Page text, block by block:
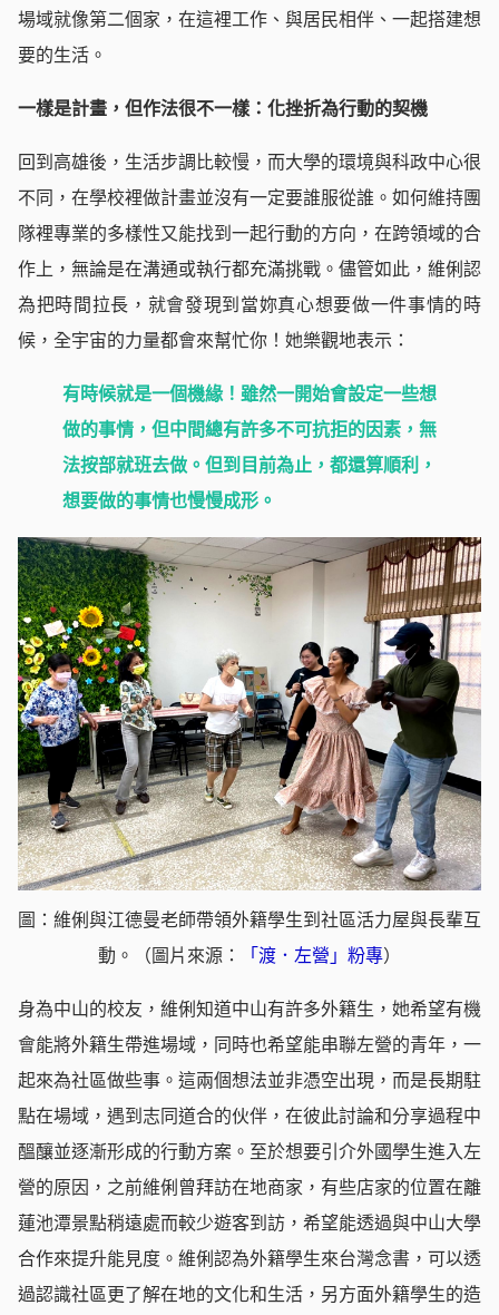
場域就像第二個家，在這裡工作、與居民相伴、一起搭建想
要的生活。
一樣是計畫，但作法很不一樣：化挫折為行動的契機
回到高雄後，生活步調比較慢，而大學的環境與科政中心很
不同，在學校裡做計畫並沒有一定要誰服從誰。如何維持團
隊裡專業的多樣性又能找到一起行動的方向，在跨領域的合
作上，無論是在溝通或執行都充滿挑戰。儘管如此，維俐認
為把時間拉長，就會發現到當妳真心想要做一件事情的時
候，全宇宙的力量都會來幫忙你！她樂觀地表示：
有時候就是一個機緣！雖然一開始會設定一些想
做的事情，但中間總有許多不可抗拒的因素，無
法按部就班去做。但到目前為止，都還算順利，
想要做的事情也慢慢成形。
圖：維俐與江德曼老師帶領外籍學生到社區活力屋與長輩互
動。（圖片來源：
「渡．左營」粉專）
身為中山的校友，維俐知道中山有許多外籍生，她希望有機
會能將外籍生帶進場域，同時也希望能串聯左營的青年，一
起來為社區做些事。這兩個想法並非憑空出現，而是長期駐
點在場域，遇到志同道合的伙伴，在彼此討論和分享過程中
醞釀並逐漸形成的行動方案。至於想要引介外國學生進入左
營的原因，之前維俐曾拜訪在地商家，有些店家的位置在離
蓮池潭景點稍遠處而較少遊客到訪，希望能透過與中山大學
合作來提升能見度。維俐認為外籍學生來台灣念書，可以透
過認識社區更了解在地的文化和生活，另方面外籍學生的造